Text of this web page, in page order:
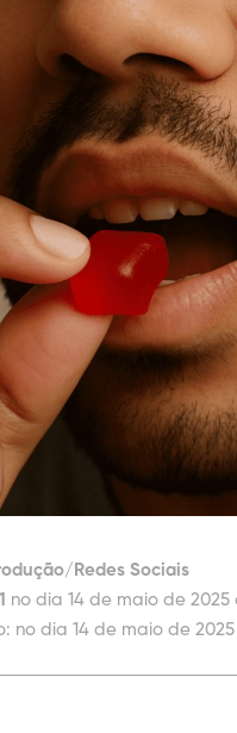
Redes Sociais
no dia 14 de maio de 2025
no dia 14 de maio de 2025